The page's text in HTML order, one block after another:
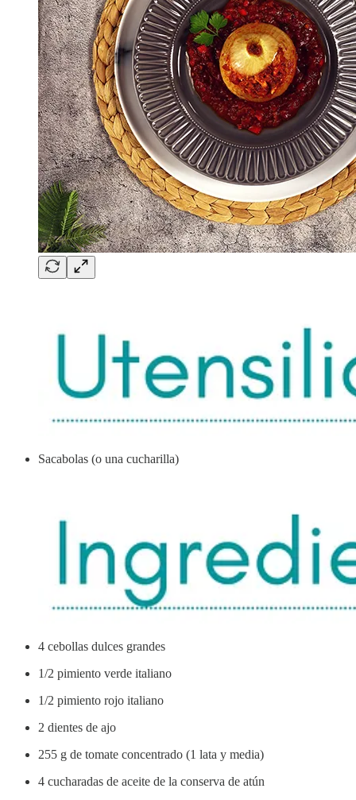
Sacabolas (o una cucharilla)
4 cebollas dulces grandes
1/2 pimiento verde italiano
1/2 pimiento rojo italiano
2 dientes de ajo
255 g de tomate concentrado (1 lata y media)
4 cucharadas de aceite de la conserva de atún